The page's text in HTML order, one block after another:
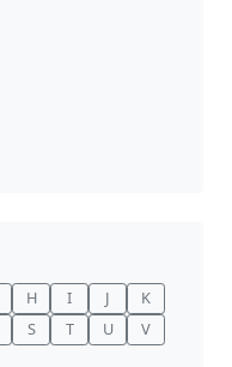
H I J
K
S T U
V